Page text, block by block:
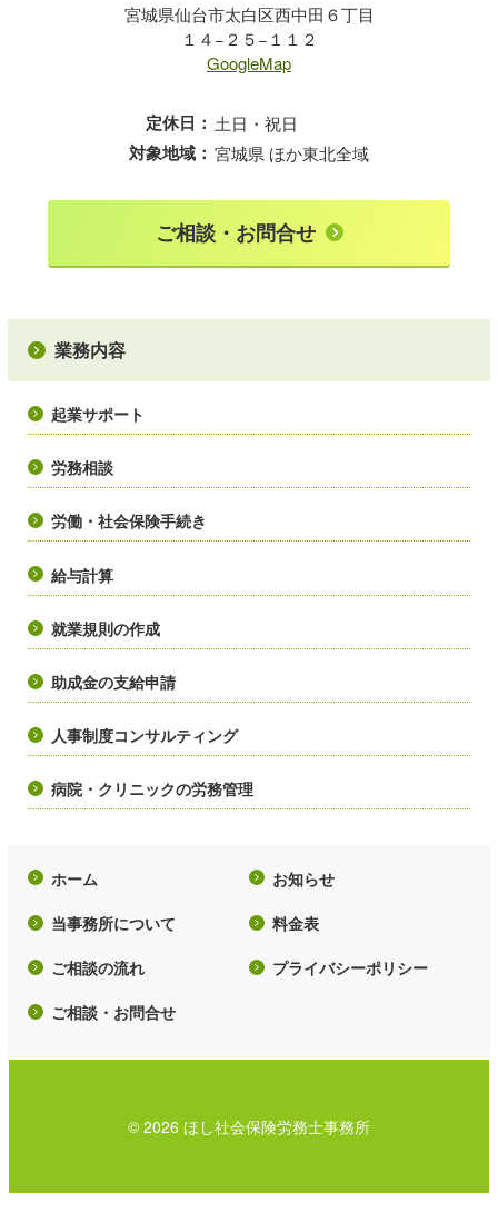
宮城県仙台市太白区西中田６丁目
１４−２５−１１２
GoogleMap
定休日： 土日・祝日
対象地域： 宮城県 ほか東北全域
ご相談・お問合せ
ホーム お知らせ
当事務所について 料金表
ご相談の流れ プライバシーポリシー
ご相談・お問合せ
業務内容
起業サポート
労務相談
労働・社会保険手続き
給与計算
就業規則の作成
助成金の支給申請
人事制度コンサルティング
病院・クリニックの労務管理
© 2026 ほし社会保険労務士事務所